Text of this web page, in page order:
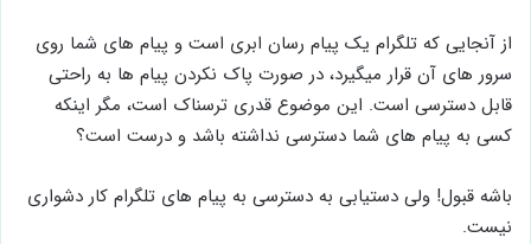
از آنجایی که تلگرام یک پیام رسان ابری است و پیام های شما روی
سرور های آن قرار میگیرد، در صورت پاک نکردن پیام ها به راحتی
قابل دسترسی است. این موضوع قدری ترسناک است، مگر اینکه
کسی به پیام های شما دسترسی نداشته باشد و درست است؟
باشه قبول! ولی دستیابی به دسترسی به پیام های تلگرام کار دشواری
نیست.